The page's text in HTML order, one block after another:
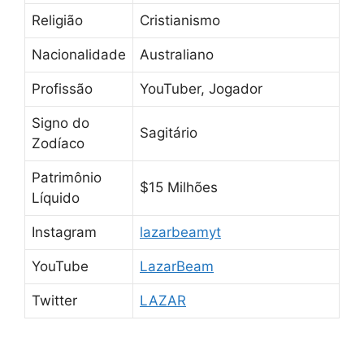
Religião Cristianismo
Nacionalidade Australiano
Profissão YouTuber, Jogador
Signo do
Zodíaco
Sagitário
Patrimônio
Líquido
$15 Milhões
Instagram lazarbeamyt
YouTube LazarBeam
Twitter LAZAR